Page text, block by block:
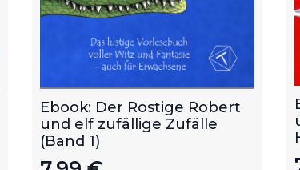
Ebook: Der Rostige Robert
und elf zufällige Zufälle
(Band 1)